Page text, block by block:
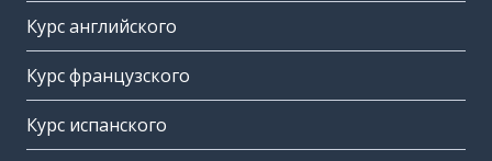
Курс английского
Курс французского
Курс испанского